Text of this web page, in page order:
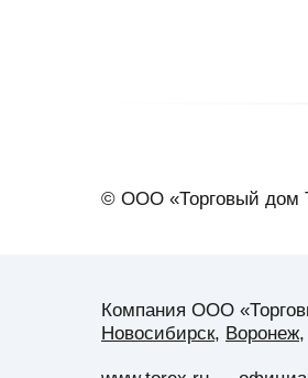
© ООО «Торговый дом
Компания ООО
Новосибирск, Воронеж,